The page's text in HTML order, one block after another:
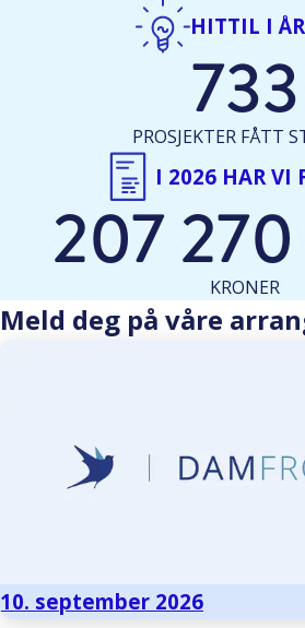
HITTIL I
733
PROSJEKTER FÅTT
I 2026 HAR VI
207 KRONER
Meld deg på våre
10. september 2026